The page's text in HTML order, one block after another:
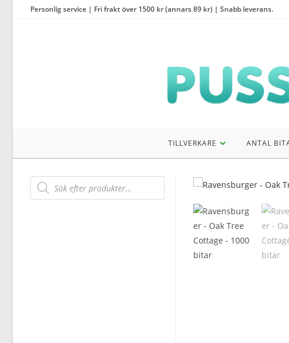
Personlig service | Fri frakt över 1500 kr (annars 89 kr) | Snabb leverans.
TILLVERKARE ANTAL
Products
search